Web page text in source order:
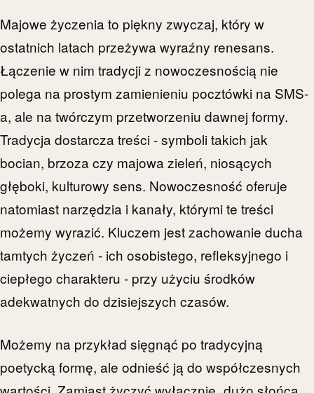
Majowe życzenia to piękny zwyczaj, który w
ostatnich latach przeżywa wyraźny renesans.
Łączenie w nim tradycji z nowoczesnością nie
polega na prostym zamienieniu pocztówki na SMS-
a, ale na twórczym przetworzeniu dawnej formy.
Tradycja dostarcza treści - symboli takich jak
bocian, brzoza czy majowa zieleń, niosących
głęboki, kulturowy sens. Nowoczesność oferuje
natomiast narzędzia i kanały, którymi te treści
możemy wyrazić. Kluczem jest zachowanie ducha
tamtych życzeń - ich osobistego, refleksyjnego i
ciepłego charakteru - przy użyciu środków
adekwatnych do dzisiejszych czasów.
Możemy na przykład sięgnąć po tradycyjną
poetycką formę, ale odnieść ją do współczesnych